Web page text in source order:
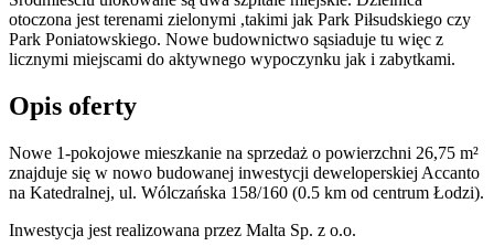
otoczona jest terenami zielonymi ,takimi jak Park Piłsudskiego czy
Park Poniatowskiego. Nowe budownictwo sąsiaduje tu więc z
licznymi miejscami do aktywnego wypoczynku jak i zabytkami.
Opis oferty
Nowe 1-pokojowe mieszkanie na sprzedaż o powierzchni 26,75 m²
znajduje się w nowo budowanej inwestycji deweloperskiej Accanto
na Katedralnej, ul. Wólczańska 158/160 (0.5 km od centrum Łodzi).
Inwestycja jest realizowana przez Malta Sp. z o.o.